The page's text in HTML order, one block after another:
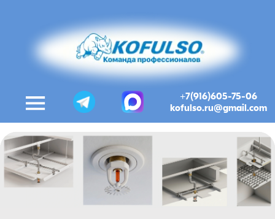
+7(916)605-75-06
kofulso.ru@gmail.com